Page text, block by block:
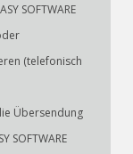
SOFTWARE
(telefonisch
Übersendung
SOFTWARE